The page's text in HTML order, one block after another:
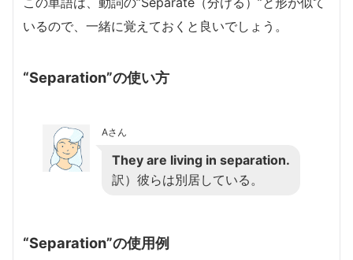
いるので、一緒に覚えておくと良いでしょう。
“Separation”の使い方
Aさん
They are living in separation.
訳）彼らは別居している。
“Separation”の使用例